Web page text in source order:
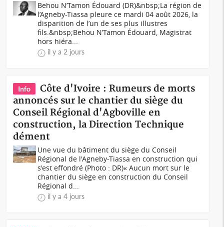
Behou N’Tamon Édouard (DR)&nbsp;La région de
l’Agneby-Tiassa pleure ce mardi 04 août 2026, la
disparition de l’un de ses plus illustres
fils.&nbsp;Behou N’Tamon Édouard, Magistrat
hors hiéra...
il y a 2 jours
Info
Côte d'Ivoire : Rumeurs de morts
annoncés sur le chantier du siège du
Conseil Régional d'Agboville en
construction, la Direction Technique
dément
Une vue du bâtiment du siège du Conseil
Régional de l'Agneby-Tiassa en construction qui
s'est effondré (Photo : DR)« Aucun mort sur le
chantier du siège en construction du Conseil
Régional d...
il y a 4 jours